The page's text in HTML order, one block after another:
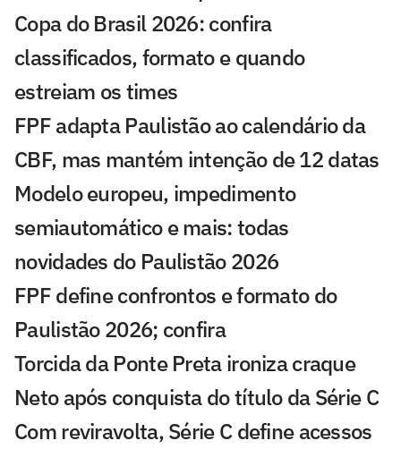
Copa do Brasil 2026: confira
classificados, formato e quando
estreiam os times
FPF adapta Paulistão ao calendário da
CBF, mas mantém intenção de 12 datas
Modelo europeu, impedimento
semiautomático e mais: todas
novidades do Paulistão 2026
FPF define confrontos e formato do
Paulistão 2026; confira
Torcida da Ponte Preta ironiza craque
Neto após conquista do título da Série C
Com reviravolta, Série C define acessos